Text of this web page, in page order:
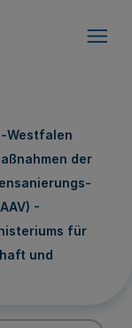
Westfalen
der
-
für
und